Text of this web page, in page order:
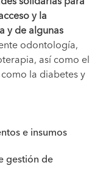
y la
y de algunas
odontología,
así como el
la diabetes y
e insumos
gestión de